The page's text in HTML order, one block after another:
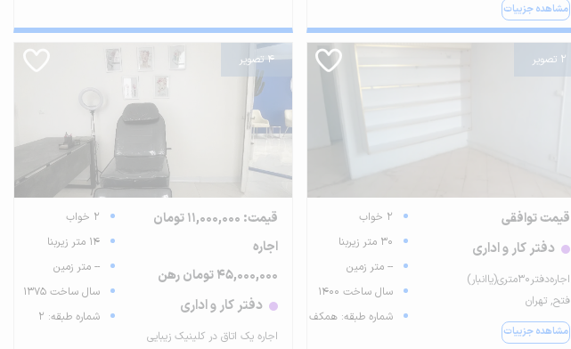
مشاهده جزییات
2 تصویر
قیمت توافقی
دفتر کار و اداری
اجاره‌دفتر‌۳۰متری(‌یا‌انبار)
فتح, تهران
مشاهده جزییات
2 خواب
30 متر زیربنا
-- متر زمین
سال ساخت 1400
شماره طبقه: همکف
4 تصویر
قیمت: 11,000,000 تومان
اجاره
45,000,000 تومان رهن
دفتر کار و اداری
اجاره یک اتاق در کلینیک زیبایی
2 خواب
14 متر زیربنا
-- متر زمین
سال ساخت 1375
شماره طبقه: 2